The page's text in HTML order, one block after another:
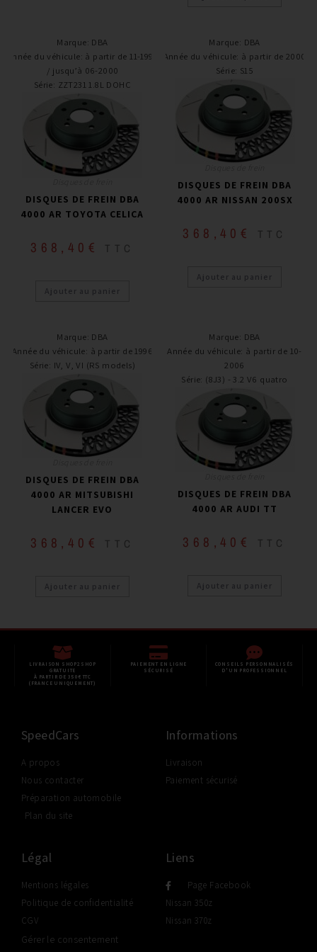
Marque: DBA
Année du véhicule: à partir de 11-1999
/ jusqu’à 06-2000
Série: ZZT231 1.8L DOHC
DISQUES DE FREIN DBA
4000 AR TOYOTA CELICA
368,40 € TTC
Ajouter au panier
Marque: DBA
Année du véhicule: à partir de 2000
Série: S15
DISQUES DE FREIN DBA
4000 AR NISSAN 200SX
368,40 € TTC
Ajouter au panier
Marque: DBA
Année du véhicule: à partir de 1996
Série: IV, V, VI (RS models)
DISQUES DE FREIN DBA
4000 AR MITSUBISHI
LANCER EVO
368,40 € TTC
Ajouter au panier
Marque: DBA
Année du véhicule: à partir de 10-
2006
Série: (8J3) - 3.2 V6 quatro
DISQUES DE FREIN DBA
4000 AR AUDI TT
368,40 € TTC
Ajouter au panier
LIVRAISON SHOP2SHOP
GRATUITE
À PARTIR DE 350€ TTC
(FRANCE UNIQUEMENT)
PAIEMENT EN LIGNE
SÉCURISÉ
CONSEILS PERSONNALISÉS
D'UN PROFESSIONNEL
SpeedCars
A propos
Nous contacter
Préparation automobile
Plan du site
Informations
Livraison
Paiement sécurisé
Légal
Mentions légales
Politique de confidentialité
CGV
Gérer le consentement
Liens
Page Facebook
Nissan 350z
Nissan 370z